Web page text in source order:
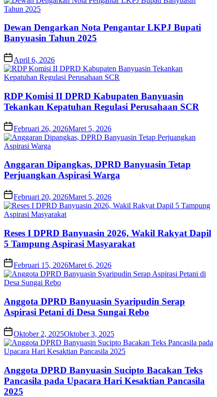
Dewan Dengarkan Nota Pengantar LKPJ Bupati
Banyuasin Tahun 2025
April 6, 2026
RDP Komisi II DPRD Kabupaten Banyuasin
Tekankan Kepatuhan Regulasi Perusahaan SCR
Februari 26, 2026Maret 5, 2026
Anggaran Dipangkas, DPRD Banyuasin Tetap
Perjuangkan Aspirasi Warga
Februari 20, 2026Maret 5, 2026
Reses I DPRD Banyuasin 2026, Wakil Rakyat Dapil
5 Tampung Aspirasi Masyarakat
Februari 15, 2026Maret 6, 2026
Anggota DPRD Banyuasin Syaripudin Serap
Aspirasi Petani di Desa Sungai Rebo
Oktober 2, 2025Oktober 3, 2025
Anggota DPRD Banyuasin Sucipto Bacakan Teks
Pancasila pada Upacara Hari Kesaktian Pancasila
2025